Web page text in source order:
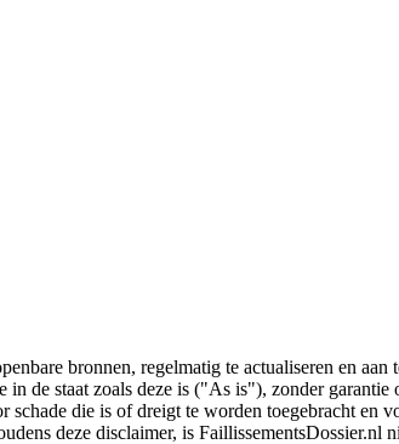
bronnen, regelmatig te actualiseren en
de staat zoals deze is ("As is"), zonder
schade die is of dreigt te worden toegebracht
deze disclaimer, is